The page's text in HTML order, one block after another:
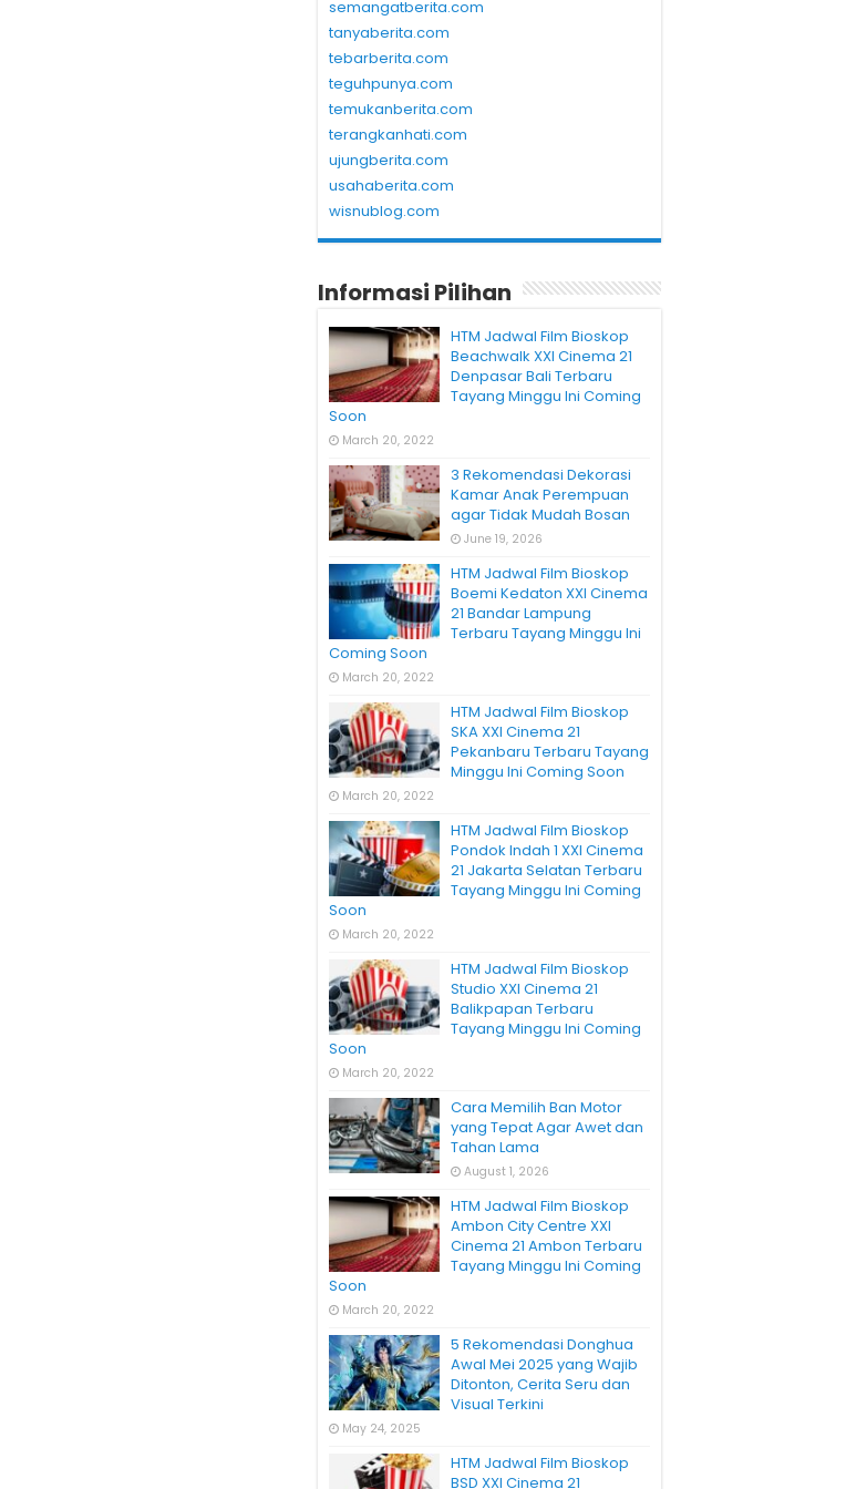
semangatberita.com
tanyaberita.com
tebarberita.com
teguhpunya.com
temukanberita.com
terangkanhati.com
ujungberita.com
usahaberita.com
wisnublog.com
Informasi Pilihan
HTM Jadwal Film Bioskop
Beachwalk XXI Cinema 21
Denpasar Bali Terbaru
Tayang Minggu Ini Coming
Soon
March 20, 2022
3 Rekomendasi Dekorasi
Kamar Anak Perempuan
agar Tidak Mudah Bosan
June 19, 2026
HTM Jadwal Film Bioskop
Boemi Kedaton XXI Cinema
21 Bandar Lampung
Terbaru Tayang Minggu Ini
Coming Soon
March 20, 2022
HTM Jadwal Film Bioskop
SKA XXI Cinema 21
Pekanbaru Terbaru Tayang
Minggu Ini Coming Soon
March 20, 2022
HTM Jadwal Film Bioskop
Pondok Indah 1 XXI Cinema
21 Jakarta Selatan Terbaru
Tayang Minggu Ini Coming
Soon
March 20, 2022
HTM Jadwal Film Bioskop
Studio XXI Cinema 21
Balikpapan Terbaru
Tayang Minggu Ini Coming
Soon
March 20, 2022
Cara Memilih Ban Motor
yang Tepat Agar Awet dan
Tahan Lama
August 1, 2026
HTM Jadwal Film Bioskop
Ambon City Centre XXI
Cinema 21 Ambon Terbaru
Tayang Minggu Ini Coming
Soon
March 20, 2022
5 Rekomendasi Donghua
Awal Mei 2025 yang Wajib
Ditonton, Cerita Seru dan
Visual Terkini
May 24, 2025
HTM Jadwal Film Bioskop
BSD XXI Cinema 21